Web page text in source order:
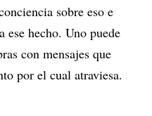
sobre eso e
ese hecho. Uno puede
con mensajes que
por el cual atraviesa.